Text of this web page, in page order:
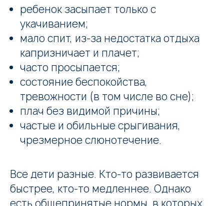
ребенок засыпает только с
укачиванием;
мало спит, из-за недостатка отдыха
капризничает и плачет;
часто просыпается;
состояние беспокойства,
тревожности (в том числе во сне);
плач без видимой причины;
частые и обильные срыгивания,
чрезмерное слюнотечение.
Все дети разные. Кто-то развивается
быстрее, кто-то медленнее. Однако
есть общепринятые нормы, в которых,